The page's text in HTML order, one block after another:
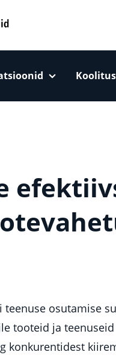
teenuse osutamise
tooteid ja
konkurentidest